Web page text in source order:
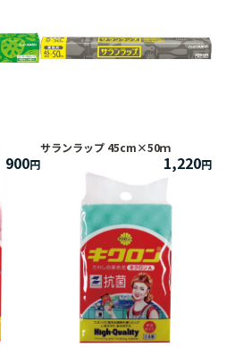
900
サランラップ 45cm×50ｍ
1,220